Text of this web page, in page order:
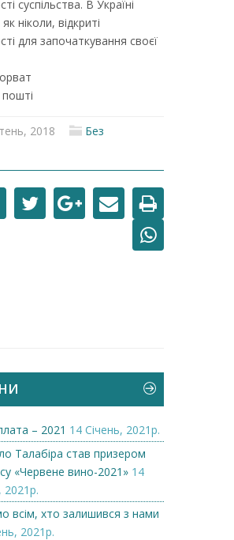
суспільства. В Україні
ніколи, відкриті
для започаткування своєї
2018
Без
– 2021 14 Січень, 2021р.
Талабіра став призером
«Червене вино-2021» 14
2021р.
всім, хто залишився з нами
2021р.